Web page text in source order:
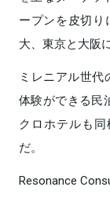
ープンを皮切り
大、東京と大阪
ミレニアル世
体験ができる民
クロホテルも
だ。
Resonance